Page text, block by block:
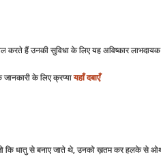
करते हैं उनकी सुविधा के लिए यह अविष्कार
के लिए क्रप्यायहाँ दबाएँ
कि धातु से बनाए जाते थे, उनको ख़तम कर हलके से